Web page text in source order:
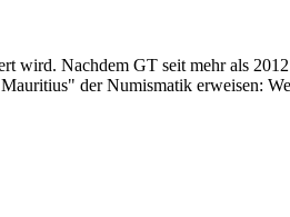
Nachdem GT seit mehr als
der Numismatik erweisen: